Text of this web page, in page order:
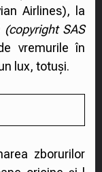
Airlines), la
(copyright SAS
vremurile în
lux, totuși.
zborurilor